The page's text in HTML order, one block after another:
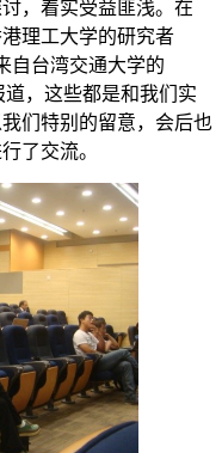
，着实受益匪浅。在
港理工大学的研究者
自台湾交通大学的
，这些都是和我们实
们特别的留意，会后也
了交流。